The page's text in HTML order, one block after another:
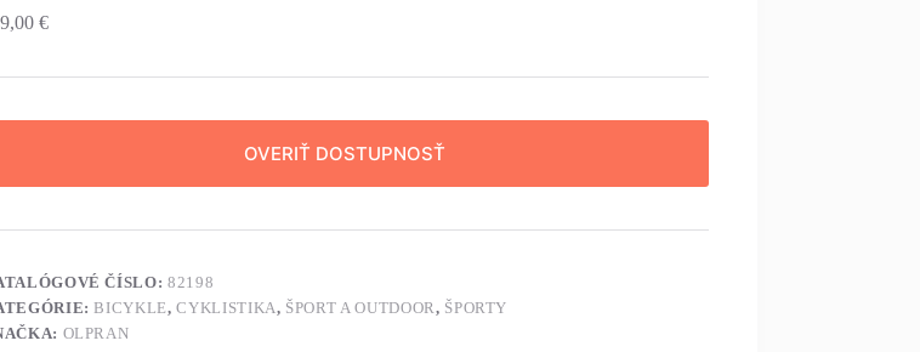
€
OVERIŤ DOSTUPNOSŤ
ČÍSLO:82198
BICYKLE,CYKLISTIKA, ŠPORT A OUTDOOR , ŠPORTY
OLPRAN